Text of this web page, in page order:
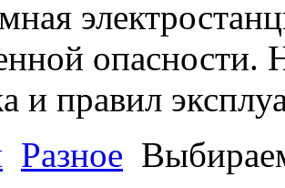
опасности.
и правил
Разное